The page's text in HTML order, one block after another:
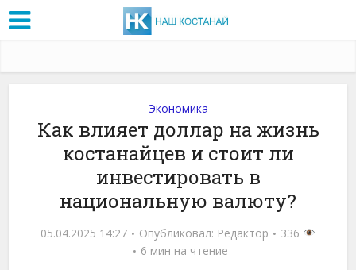
Экономика
Как влияет доллар на жизнь
костанайцев и стоит ли
инвестировать в
национальную валюту?
05.04.2025 14:27 Опубликовал: Редактор
336
6 мин на чтение